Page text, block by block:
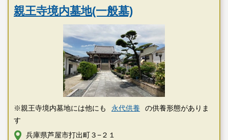
親王寺境内墓地(一般墓)
※親王寺境内墓地には他にも 永代供養
の供養形態がありま
す
兵庫県芦屋市打出町３−２１